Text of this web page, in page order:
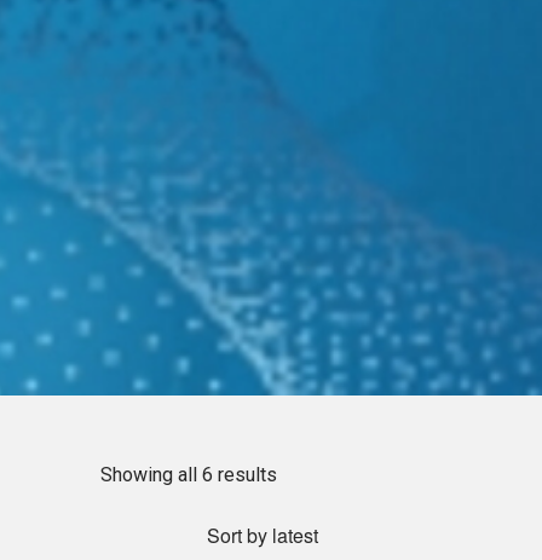
Showing all 6 results